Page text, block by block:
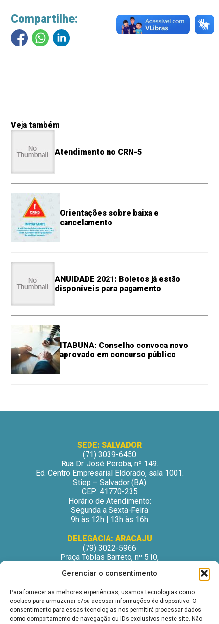
Gerenciar o consentimento
Para fornecer as melhores experiências, usamos tecnologias como
cookies para armazenar e/ou acessar informações do dispositivo. O
consentimento para essas tecnologias nos permitirá processar dados
como comportamento de navegação ou IDs exclusivos neste site. Não
Compartilhe:
Veja também
Atendimento no CRN-5
Orientações sobre baixa e
cancelamento
ANUIDADE 2021: Boletos já estão
disponíveis para pagamento
ITABUNA: Conselho convoca novo
aprovado em concurso público
SEDE: SALVADOR
(71) 3039-6450
Rua Dr. José Peroba, nº 149.
Ed. Centro Empresarial Eldorado, sala 1001.
Stiep – Salvador (BA)
CEP: 41770-235
Horário de Atendimento:
Segunda a Sexta-Feira
9h às 12h | 13h às 16h
DELEGACIA: ARACAJU
(79) 3022-5966
Praça Tobias Barreto, nº 510,
São José – Aracaju/SE
Horário de Atendimento:
Segunda a Sexta-Feira
9h às 12h | 13h às 16h